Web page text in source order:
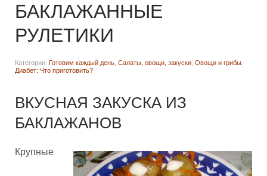
БАКЛАЖАННЫЕ
РУЛЕТИКИ
Категории: Готовим каждый день Салаты, овощи, закуски Овощи и грибы
Диабет: Что приготовить?
ВКУСНАЯ ЗАКУСКА ИЗ
БАКЛАЖАНОВ
Крупные